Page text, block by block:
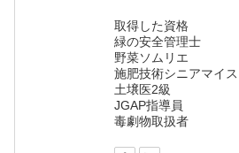
取得した資格
緑の安全管理士
野菜ソムリエ
施肥技術シニアマイ
土壌医2級
JGAP指導員
毒劇物取扱者